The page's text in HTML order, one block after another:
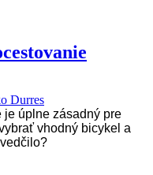
je úplne zásadný pre
vhodný bicykel a